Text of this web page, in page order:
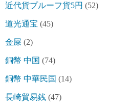
近代貨プルーフ貨5円 (52)
道光通宝 (45)
金屎 (2)
銅幣 中国 (74)
銅幣 中華民国 (14)
長崎貿易銭 (47)